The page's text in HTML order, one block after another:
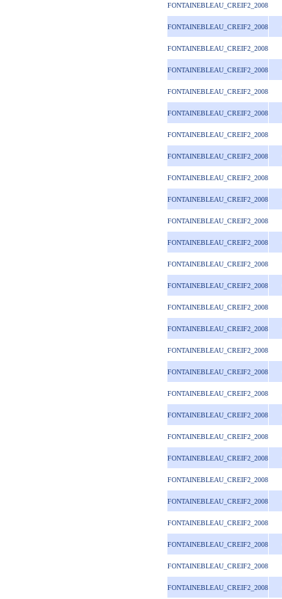
FONTAINEBLEAU_CREIF2_2008
FONTAINEBLEAU_CREIF2_2008
FONTAINEBLEAU_CREIF2_2008
FONTAINEBLEAU_CREIF2_2008
FONTAINEBLEAU_CREIF2_2008
FONTAINEBLEAU_CREIF2_2008
FONTAINEBLEAU_CREIF2_2008
FONTAINEBLEAU_CREIF2_2008
FONTAINEBLEAU_CREIF2_2008
FONTAINEBLEAU_CREIF2_2008
FONTAINEBLEAU_CREIF2_2008
FONTAINEBLEAU_CREIF2_2008
FONTAINEBLEAU_CREIF2_2008
FONTAINEBLEAU_CREIF2_2008
FONTAINEBLEAU_CREIF2_2008
FONTAINEBLEAU_CREIF2_2008
FONTAINEBLEAU_CREIF2_2008
FONTAINEBLEAU_CREIF2_2008
FONTAINEBLEAU_CREIF2_2008
FONTAINEBLEAU_CREIF2_2008
FONTAINEBLEAU_CREIF2_2008
FONTAINEBLEAU_CREIF2_2008
FONTAINEBLEAU_CREIF2_2008
FONTAINEBLEAU_CREIF2_2008
FONTAINEBLEAU_CREIF2_2008
FONTAINEBLEAU_CREIF2_2008
FONTAINEBLEAU_CREIF2_2008
FONTAINEBLEAU_CREIF2_2008